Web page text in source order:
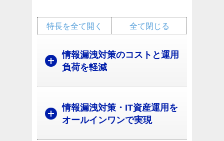
全て閉じる
特長を全て開く
情報漏洩対策のコストと運用
負荷を軽減
情報漏洩対策・IT資産運用を
オールインワンで実現